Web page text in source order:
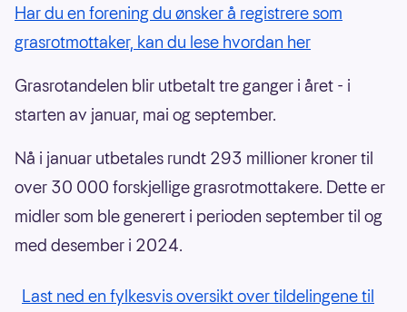
Har du en forening du ønsker å registrere som
grasrotmottaker, kan du lese hvordan her
Grasrotandelen blir utbetalt tre ganger i året - i
starten av januar, mai og september.
Nå i januar utbetales rundt 293 millioner kroner til
over 30 000 forskjellige grasrotmottakere. Dette er
midler som ble generert i perioden september til og
med desember i 2024.
Last ned en fylkesvis oversikt over tildelingene til